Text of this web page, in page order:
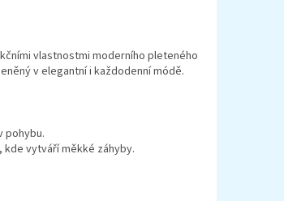
vlastnostmi moderního pleteného
v elegantní i každodenní módě.
pohybu.
kde vytváří měkké záhyby.